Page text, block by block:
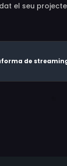
el seu
de